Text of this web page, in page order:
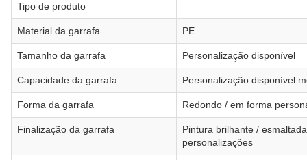
Tipo de produto
Material da garrafa PE
Tamanho da garrafa Personalização disponível
Capacidade da garrafa Personalização disponível
Forma da garrafa Redondo / em forma
Finalização da garrafa
Pintura brilhante /
personalizações